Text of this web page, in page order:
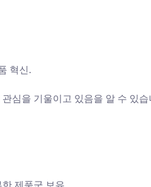
혁신.
심을 기울이고 있음을 알 수 있습